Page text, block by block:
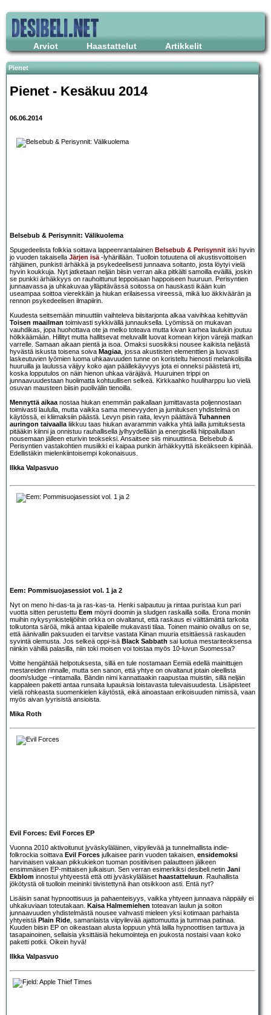
Arviot Haastattelut Artikkelit
Pienet
Pienet - Kesäkuu 2014
06.06.2014
Belsebub & Perisynnit: Välikuolema
Spugedeelista folkkia soittava lappeenrantalainen Belsebub & Perisynnit iski hyvin
jo vuoden takaisella Järjen isä-lyhärillään. Tuolloin totuutena oli akustisvoittoisen
rähjäinen, punkisti ärhäkkä ja psykedeelisesti junnaava soitanto, josta löytyi vielä
hyvin koukkuja. Nyt jatketaan neljän biisin verran aika pitkälti samoilla eväillä, joskin
se punkki ärhäkkyys on rauhoittunut leppoisaan happoiseen huuruun. Perisyntien
junnaavassa ja uhkakuvaa ylläpitävässä soitossa on hauskasti ikään kuin
useampaa soittoa vierekkäin ja hiukan erilaisessa vireessä, mikä luo äkkiväärän ja
rennon psykedeelisen ilmapiirin.
Kuudesta seitsemään minuuttiin vaihteleva biisitarjonta alkaa vaivihkaa kehittyvän
Toisen maailman toimivasti sykkivällä junnauksella. Lyömissä on mukavan
vauhdikas, jopa huohottava ote ja melko toteava mutta kivan karhea laulukin joutuu
hölkkäämään. Hillityt mutta hallitsevat meluvallit luovat komean kirjon värejä matkan
varrelle. Samaan aikaan pientä ja isoa. Omaksi suosikiksi nousee kaikista neljästä
hyvästä iskusta toisena soiva Magiaa, jossa akustisten elementtien ja luovasti
laskeutuvien lyömien luoma uhkaavuuden tunne on koristeltu hienosti melankolisilla
huuruilla ja laulussa väijyy koko ajan päällekäyvyys jota ei onneksi päästetä irti,
koska lopputulos on näin hienon uhkaa väräjävä. Huuruinen trippi on
junnaavuudestaan huolimatta kohtuullisen selkeä. Kirkkaahko huuliharppu luo vielä
osuvan mausteen biisin puolivälin tienoilla.
Mennyttä aikaanostaa hiukan enemmän paikallaan jumittavasta poljennostaan
toimivasti laululla, mutta vaikka sama menevyyden ja jumituksen yhdistelmä on
käytössä, ei kliimaksiin päästä. Levyn pisin raita, levyn päättävä Tuhannen
auringon taivaallaliikkuu taas hiukan avarammin vaikka yhtä lailla jumituksesta
pitääkin kiinni ja onnistuu rauhallisella jylhyydellään ja energisellä hiippailullaan
nousemaan jälleen eturivin teokseksi. Ansaitsee siis minuuttinsa. Belsebub &
Perisyntien vastakohtien musiikki ei kaipaa punkin ärhäkkyyttä iskeäkseen kipinää.
Edellistäkin mielenkiintoisempi kokonaisuus.
Ilkka Valpasvuo
Eem: Pommisuojasessiot vol. 1 ja 2
Nyt on meno hi-das-ta ja ras-kas-ta. Henki salpautuu ja rintaa puristaa kun pari
vuotta sitten perustettu Eem möyrii doomin ja sludgen raskailla soilla. Erona moniin
muihin nykysynkistelijöihin orkka on oivaltanut, että raskaus ei välttämättä tarkoita
tolkutonta säröä, mikä antaa kipaleille mukavasti tilaa. Toinen mainio oivallus on se,
että äänivallin paksuuden ei tarvitse vastata Kiinan muuria etsittäessä raskauden
syvintä olemusta. Jos selkeä oppi-isä Black Sabbath sai luotua mestariteoksensa
niinkin vähillä palasilla, niin toki moisen voi toistaa myös 10-luvun Suomessa?
Voitte hengähtää helpotuksesta, sillä en tule nostamaan Eemiä edellä mainittujen
mestareiden rinnalle, mutta sen sanon, että yhtye on oivaltanut jotain oleellista
doom/sludge –rintamalla. Bändin nimi kannattaakin raapustaa muistiin, sillä neljän
kappaleen paketti antaa runsaita lupauksia loistavasta tulevaisuudesta. Lisäpisteet
vielä rohkeasta suomenkielen käytöstä, eikä ainoastaan erikoisuuden nimissä, vaan
myös aivan lyyrisistä ansioista.
Mika Roth
Evil Forces: Evil Forces EP
Vuonna 2010 aktivoitunut jyväskyläläinen, viipyilevää ja tunnelmallista indie-
folkrockia soittava Evil Forces julkaisee parin vuoden takaisen, ensidemoksi
harvinaisen vakaan pikkukiekon tuoman positiivisen palautteen jälkeen
ensimmäisen EP-mittaisen julkaisun. Sen verran esimerkiksi desibeli.netin Jani
Ekblom innostui yhtyeestä että otti jyväskyläläiset haastatteluun . Rauhallista
jökötystä oli tuolloin meininki tiivistettynä ihan otsikkoon asti. Entä nyt?
Lisäisin sanat hypnoottisuus ja pahaenteisyys, vaikka yhtyeen junnaava näppäily ei
uhkakuviaan toteutakaan. Kaisa Halmemiehen toteavan laulun ja soiton
junnaavuuden yhdistelmästä nousee vahvasti mieleen yksi kotimaan parhaista
yhtyeistä Plain Ride , samanlaista viipyilevää ajattomuutta ja tummaa patinaa.
Kuuden biisin EP on oikeastaan alusta loppuun yhtä lailla hypnoottisen tarttuva ja
tasapainoinen, sellaisia yksittäisiä hekumointeja en joukosta nostaisi vaan koko
paketti potkii. Oikein hyvä!
Ilkka Valpasvuo